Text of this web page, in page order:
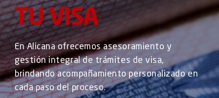
TU VISA
En Alicana ofrecemos asesoramiento y
gestión integral de trámites de visa,
brindando acompañamiento personalizado en
cada paso del proceso.